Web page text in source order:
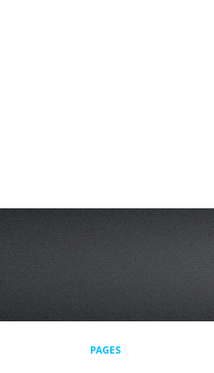
PAGES